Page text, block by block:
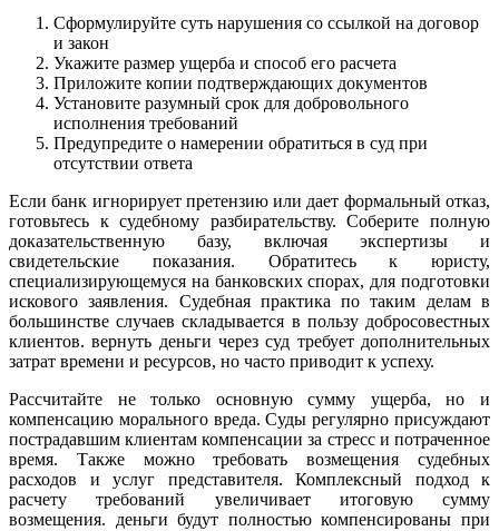
Сформулируйте суть нарушения со ссылкой на договор
и закон
Укажите размер ущерба и способ его расчета
Приложите копии подтверждающих документов
Установите разумный срок для добровольного
исполнения требований
Предупредите о намерении обратиться в суд при
отсутствии ответа
Если банк игнорирует претензию или дает формальный отказ,
готовьтесь к судебному разбирательству. Соберите полную
доказательственную базу, включая экспертизы и
свидетельские показания. Обратитесь к юристу,
специализирующемуся на банковских спорах, для подготовки
искового заявления. Судебная практика по таким делам в
большинстве случаев складывается в пользу добросовестных
клиентов. вернуть деньги через суд требует дополнительных
затрат времени и ресурсов, но часто приводит к успеху.
Рассчитайте не только основную сумму ущерба, но и
компенсацию морального вреда. Суды регулярно присуждают
пострадавшим клиентам компенсации за стресс и потраченное
время. Также можно требовать возмещения судебных
расходов и услуг представителя. Комплексный подход к
расчету требований увеличивает итоговую сумму
возмещения. деньги будут полностью компенсированы при